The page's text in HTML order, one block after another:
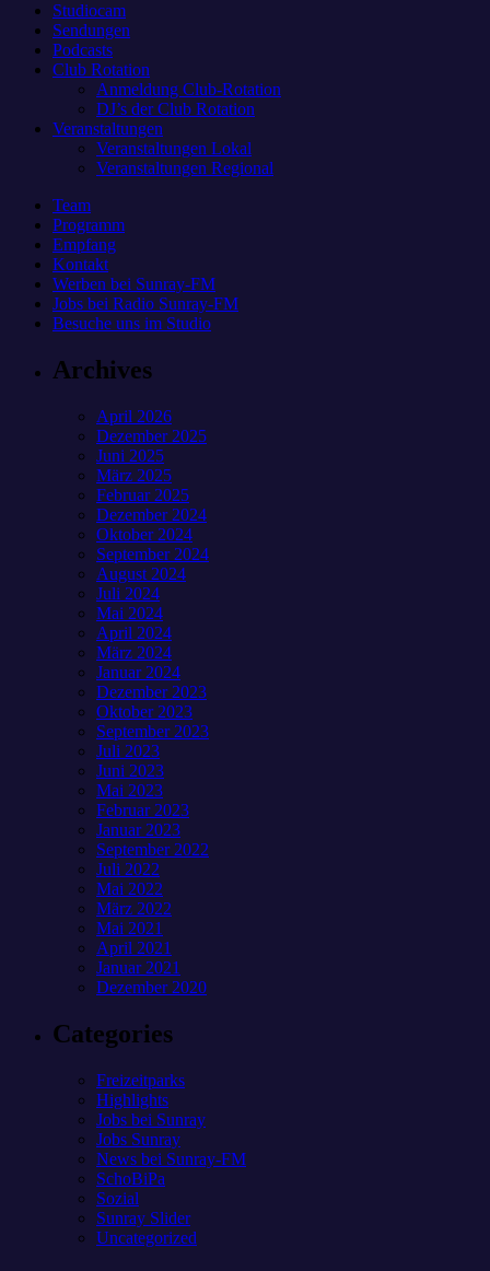
Studiocam
Sendungen
Podcasts
Club Rotation
Anmeldung Club-Rotation
DJ’s der Club Rotation
Veranstaltungen
Veranstaltungen Lokal
Veranstaltungen Regional
Team
Programm
Empfang
Kontakt
Werben bei Sunray-FM
Jobs bei Radio Sunray-FM
Besuche uns im Studio
Archives
April 2026
Dezember 2025
Juni 2025
März 2025
Februar 2025
Dezember 2024
Oktober 2024
September 2024
August 2024
Juli 2024
Mai 2024
April 2024
März 2024
Januar 2024
Dezember 2023
Oktober 2023
September 2023
Juli 2023
Juni 2023
Mai 2023
Februar 2023
Januar 2023
September 2022
Juli 2022
Mai 2022
März 2022
Mai 2021
April 2021
Januar 2021
Dezember 2020
Categories
Freizeitparks
Highlights
Jobs bei Sunray
Jobs Sunray
News bei Sunray-FM
SchoBiPa
Sozial
Sunray Slider
Uncategorized